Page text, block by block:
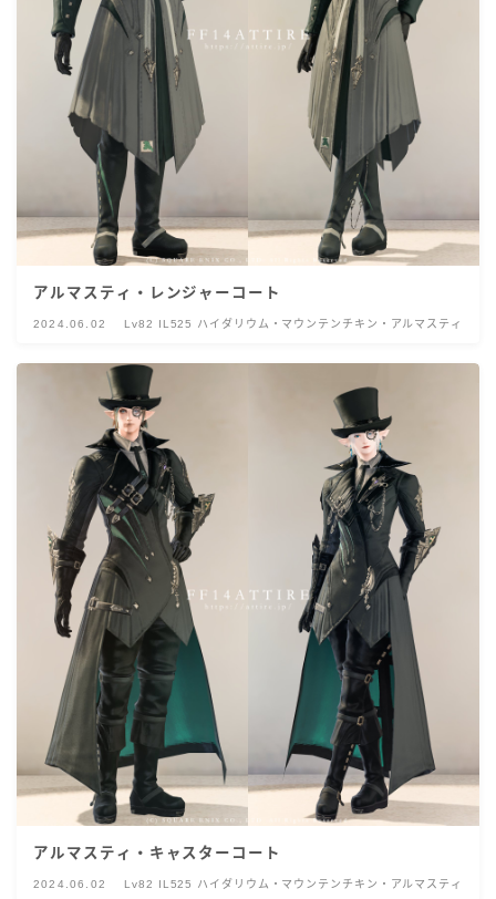
アルマスティ・レンジャーコート
2024.06.02 Lv82 IL525 ハイダリウム・マウンテンチキン・アルマスティ
アルマスティ・キャスターコート
2024.06.02 Lv82 IL525 ハイダリウム・マウンテンチキン・アルマスティ